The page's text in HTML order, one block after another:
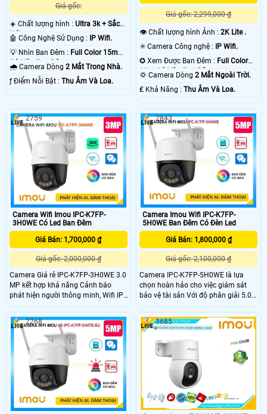
Giá gốc:
☀️ Chất lượng hình : Ultra 3k + Sắc
Nét .
🤖️ Công Nghệ Sử Dụng : IP Wifi.
💡 Nhìn Ban Đêm : Full Color 15m
Có Màu Ban Ðêm.
🌧️ Camera Dòng 2 Mắt Trong Nhà.
️ƒ Điểm Nỗi Bật : Thu Âm Và Loa.
Giá gốc: 2,299,000 ₫
👁 Chất lượng hình Ảnh :2K Lite .
✳️ Camera Công nghệ : IP Wifi.
✪ Xem Được Ban Đêm : Full Color
30m Có Màu Ban Ðêm.
💢 Camera Dòng2 Mắt Ngoài Trời.
️₤ Khả Năng :Thu Âm Và Loa.
Camera Wifi Imou IPC-K7FP-
3H0WE Có Led Ban Đêm
Giá Bán: 1,700,000 ₫
Giá gốc: 2,000,000 ₫
Camera Giá rẻ IPC-K7FP-3H0WE 3.0
MP kết hợp khả năng Cảnh báo
phát hiện người thông minh, Wifi IP,
Còi & nháy đèn khi có chuyển động,
xem màu sắc Full Color 30m vào
ban đêm, trang bị đèn trợ sáng kép,
loa đàm thoại tích hợp, Chống
Ngược Sáng HDR. Camera nhỏ gọn,
xoay 360 độ, thiết kế cao cấp.
2759
Camera Imou Wifi IPC-K7FP-
5H0WE Ban Đêm Có Đèn Led
Giá Bán: 1,800,000 ₫
Giá gốc: 2,100,000 ₫
Camera IPC-K7FP-5H0WE là lựa
chọn hoàn hảo cho việc giám sát
bảo vệ tài sản Với độ phân giải 5.0
megapixel camera không dây này
kết hợp khả năng phát hiện chuyển
động thông minh và phát hiện hình
trang bị đèn cảnh báo xâm nhập và
còi hú tại chỗ, giúp người dùng dễ
dàng nhận biết sự xâm nhập
2843
2268 3685